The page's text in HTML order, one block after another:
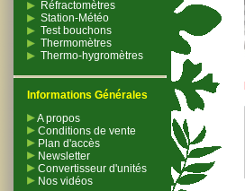
Réfractomètres
Station-Météo
Test bouchons
Thermomètres
Thermo-hygromètres
Informations Générales
A propos
Conditions de vente
Plan d'accès
Newsletter
Convertisseur d'unités
Nos vidéos